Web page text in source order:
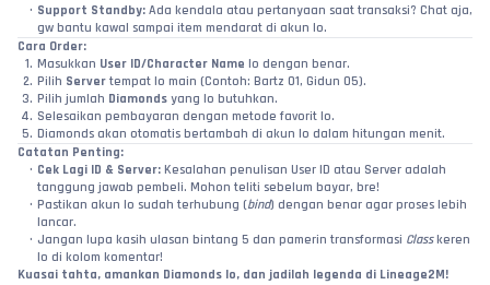
Support Standby: Ada kendala atau pertanyaan saat transaksi? Chat aja,
gw bantu kawal sampai item mendarat di akun lo.
Cara Order:
Masukkan User ID/Character Name lo dengan benar.
Pilih Server tempat lo main (Contoh: Bartz 01, Gidun 05).
Pilih jumlah Diamonds yang lo butuhkan.
Selesaikan pembayaran dengan metode favorit lo.
Diamonds akan otomatis bertambah di akun lo dalam hitungan menit.
Catatan Penting:
Cek Lagi ID & Server: Kesalahan penulisan User ID atau Server adalah
tanggung jawab pembeli. Mohon teliti sebelum bayar, bre!
Pastikan akun lo sudah terhubung (bind) dengan benar agar proses lebih
lancar.
Jangan lupa kasih ulasan bintang 5 dan pamerin transformasi Class keren
lo di kolom komentar!
Kuasai tahta, amankan Diamonds lo, dan jadilah legenda di Lineage2M!